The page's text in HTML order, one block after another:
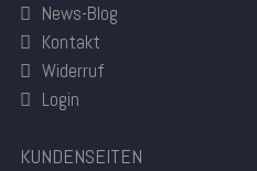
News-Blog
Kontakt
Widerruf
Login
KUNDENSEITEN